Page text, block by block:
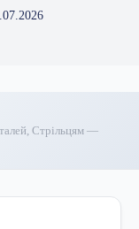
Стрільцям —